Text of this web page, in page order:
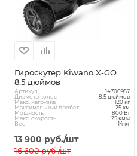
Гироскутер Kiwano X-GO
8.5 дюймов
Артикул 14700957
Диаметр колес 8.5 дюймов
Макс. нагрузка 120 кг
Максимальный пробег 25 км
Мощность 800 Вт
Макс. скорость 25 км/ч
Вес 14 кг
13 900 руб./шт
16 600руб./шт